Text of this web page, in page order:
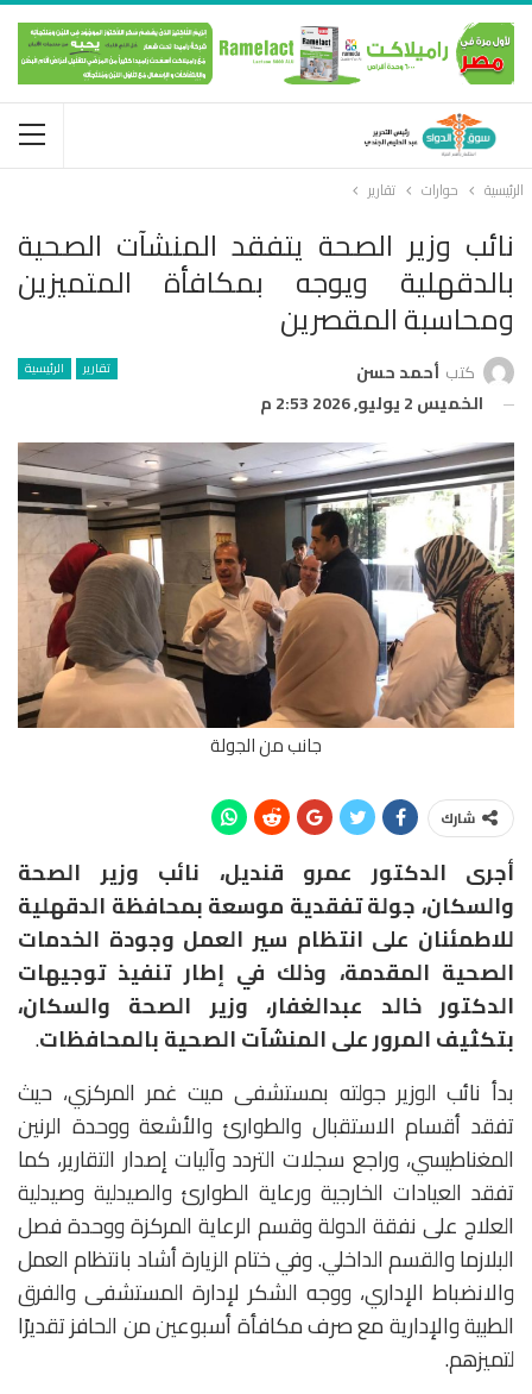
الرئيسية حوارات تقارير
نائب وزير الصحة يتفقد المنشآت الصحية
بالدقهلية ويوجه بمكافأة المتميزين
ومحاسبة المقصرين
تقارير الرئيسية كتب أحمد حسن
الخميس 2 يوليو, 2026 2:53 م
جانب من الجولة
شارك
أجرى الدكتور عمرو قنديل، نائب وزير الصحة
والسكان، جولة تفقدية موسعة بمحافظة الدقهلية
للاطمئنان على انتظام سير العمل وجودة الخدمات
الصحية المقدمة، وذلك في إطار تنفيذ توجيهات
الدكتور خالد عبدالغفار، وزير الصحة والسكان،
بتكثيف المرور على المنشآت الصحية بالمحافظات.
بدأ نائب الوزير جولته بمستشفى ميت غمر المركزي، حيث
تفقد أقسام الاستقبال والطوارئ والأشعة ووحدة الرنين
المغناطيسي، وراجع سجلات التردد وآليات إصدار التقارير، كما
تفقد العيادات الخارجية ورعاية الطوارئ والصيدلية وصيدلية
العلاج على نفقة الدولة وقسم الرعاية المركزة ووحدة فصل
البلازما والقسم الداخلي. وفي ختام الزيارة أشاد بانتظام العمل
والانضباط الإداري، ووجه الشكر لإدارة المستشفى والفرق
الطبية والإدارية مع صرف مكافأة أسبوعين من الحافز تقديرًا
لتميزهم.